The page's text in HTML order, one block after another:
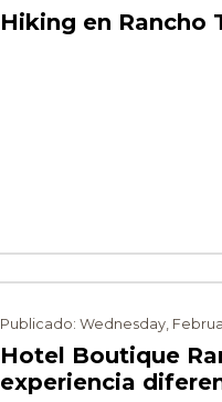
Hiking en Rancho
Publicado: Wednesday,
Hotel Boutique
experiencia